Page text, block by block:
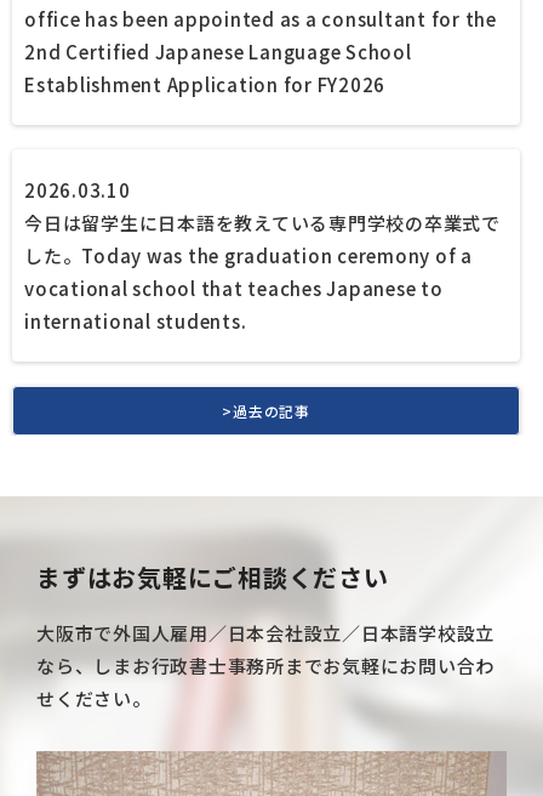
office has been appointed as a consultant for the
2nd Certified Japanese Language School
Establishment Application for FY2026
2026.03.10
今日は留学生に日本語を教えている専門学校の卒業式で
した。 Today was the graduation ceremony of a
vocational school that teaches Japanese to
international students.
>過去の記事
まずはお気軽にご相談ください
大阪市で外国人雇用／日本会社設立／日本語学校設立
なら、しまお行政書士事務所までお気軽にお問い合わ
せください。